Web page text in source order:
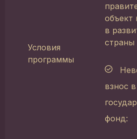
Условия
программы
объект
в
страны
взнос в
фонд: